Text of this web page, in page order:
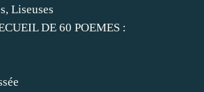
Liseuses
DE 60 POEMES :